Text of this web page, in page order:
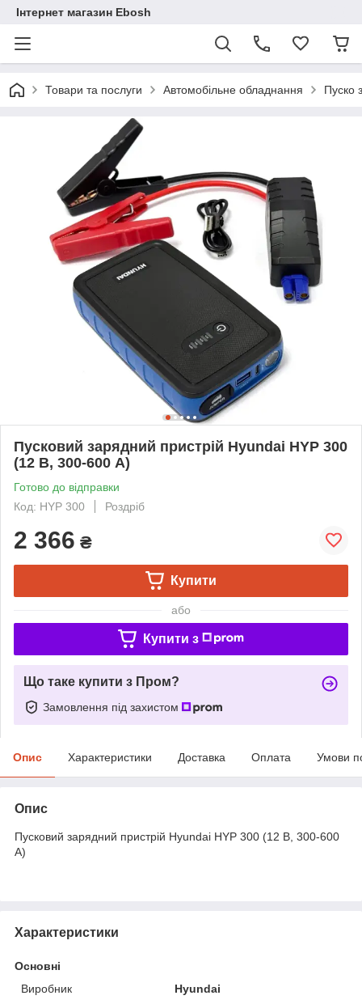
Інтернет магазин Ebosh
Товари та послуги Автомобільне обладнання Пуско
Пусковий зарядний пристрій Hyundai HYP 300
(12 В, 300-600 А)
Готово до відправки
Код: HYP 300
Роздріб
2 366 ₴
Купити
або
Купити з
Що таке купити з Пром?
Замовлення під захистом
Опис Характеристики Доставка Оплата Умови
Опис
Пусковий зарядний пристрій Hyundai HYP 300 (12 В, 300-600
А)
Характеристики
Основні
Виробник
Hyundai